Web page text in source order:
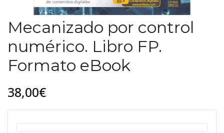
Mecanizado por control
numérico. Libro FP.
Formato eBook
38,00€